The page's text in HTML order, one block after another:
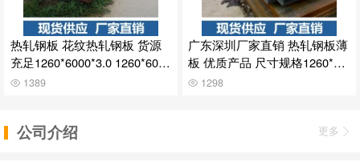
热轧钢板 花纹热轧钢板 货源
充足1260*6000*3.0 1260*6000
*4.01389
广东深圳厂家直销 热轧钢板薄
板 优质产品 尺寸规格1260*60
00*2.0
1298
公司介绍 更多